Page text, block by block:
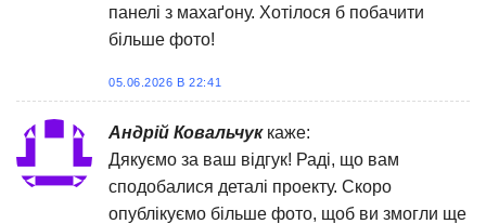
панелі з махаґону. Хотілося б побачити
більше фото!
05.06.2026 В 22:41
Андрій Ковальчук каже:
Дякуємо за ваш відгук! Раді, що вам
сподобалися деталі проекту. Скоро
опублікуємо більше фото, щоб ви змогли ще